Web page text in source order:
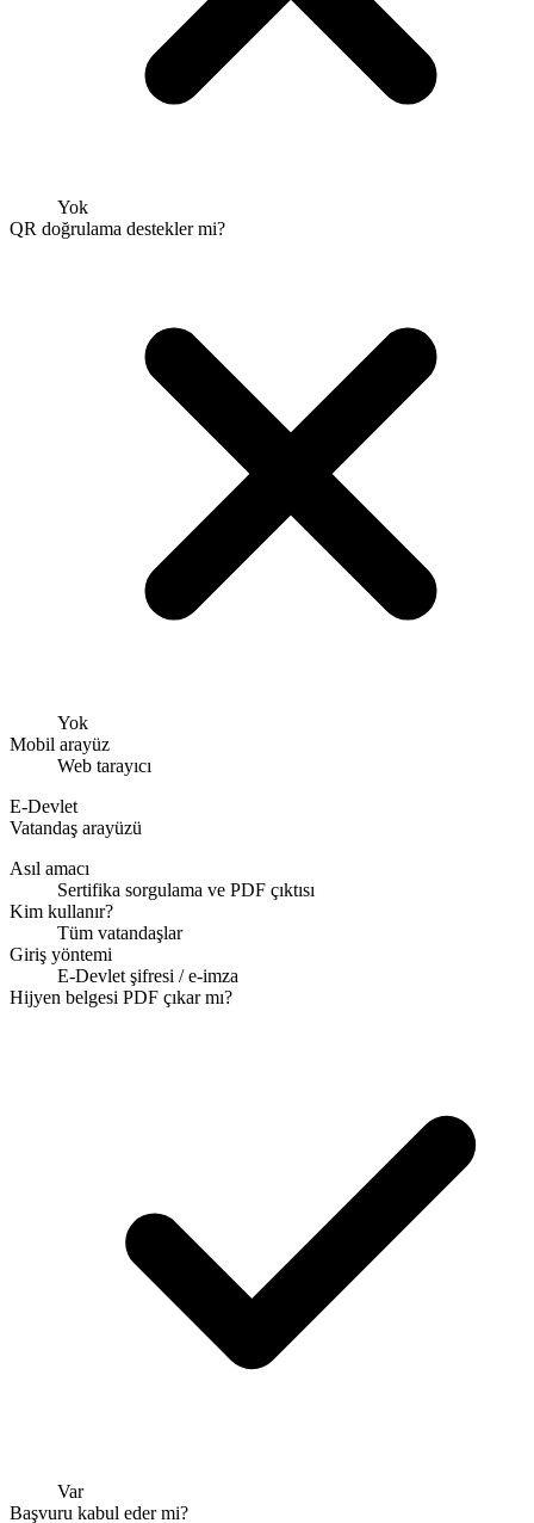
Yok
QR doğrulama destekler mi?
Yok
Mobil arayüz
Web tarayıcı
E-Devlet
Vatandaş arayüzü
Asıl amacı
Sertifika sorgulama ve PDF çıktısı
Kim kullanır?
Tüm vatandaşlar
Giriş yöntemi
E-Devlet şifresi / e-imza
Hijyen belgesi PDF çıkar mı?
Var
Başvuru kabul eder mi?